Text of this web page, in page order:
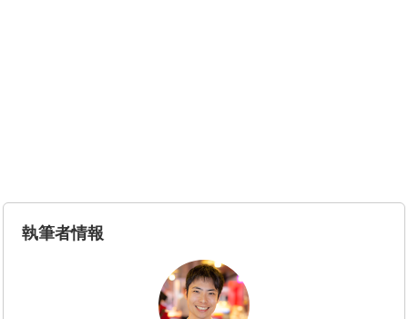
執筆者情報